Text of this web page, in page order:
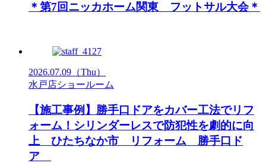
＊第7回ニッカホーム関東 フットサル大会＊
2026.07.09 （Thu）
水戸店ショールーム
【施工事例】勝手口ドアをカバー工法でリフ
ォーム！シリンダーレスで防犯性を劇的に向
上 ひたちなか市 リフォーム 勝手口ド
ア